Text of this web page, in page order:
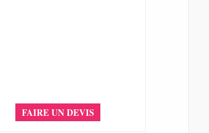
FAIRE UN DEVIS